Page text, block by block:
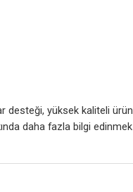
desteği, yüksek kaliteli ürün
daha fazla bilgi edinmek